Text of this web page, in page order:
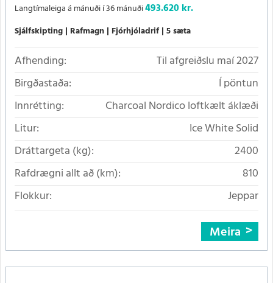
Langtímaleiga á mánuði í 36 mánuði493.620 kr.
Sjálfskipting Rafmagn Fjórhjóladrif 5 sæta
Afhending:
Til afgreiðslu maí 2027
Birgðastaða:
Í pöntun
Innrétting:
Charcoal Nordico loftkælt áklæði
Litur:
Ice White Solid
Dráttargeta (kg):
2400
Rafdrægni allt að (km):
810
Flokkur:
Jeppar
Meira